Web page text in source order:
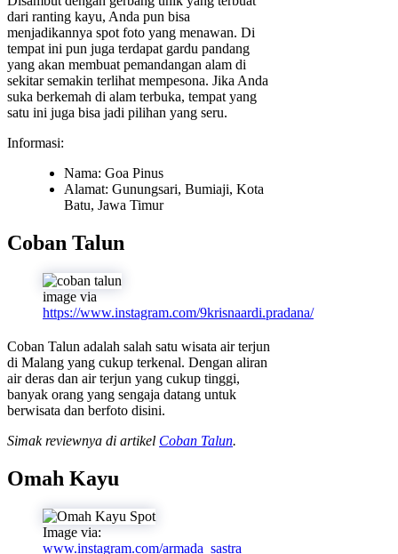
dari ranting kayu, Anda pun bisa
menjadikannya spot foto yang menawan. Di
tempat ini pun juga terdapat gardu pandang
yang akan membuat pemandangan alam di
sekitar semakin terlihat mempesona. Jika Anda
suka berkemah di alam terbuka, tempat yang
satu ini juga bisa jadi pilihan yang seru.
Informasi:
Nama: Goa Pinus
Alamat: Gunungsari, Bumiaji, Kota
Batu, Jawa Timur
Coban Talun
image via
https://www.instagram.com/9krisnaardi.pradana/
Coban Talun adalah salah satu wisata air terjun
di Malang yang cukup terkenal. Dengan aliran
air deras dan air terjun yang cukup tinggi,
banyak orang yang sengaja datang untuk
berwisata dan berfoto disini.
Simak reviewnya di artikel Coban Talun.
Omah Kayu
Image via:
www.instagram.com/armada_sastra